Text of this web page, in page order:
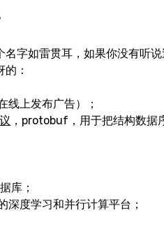
名字如雷贯耳，如果你没有听
的：
线上发布广告）；
，protobuf，用于把结构数据
库；
度学习和并行计算平台；